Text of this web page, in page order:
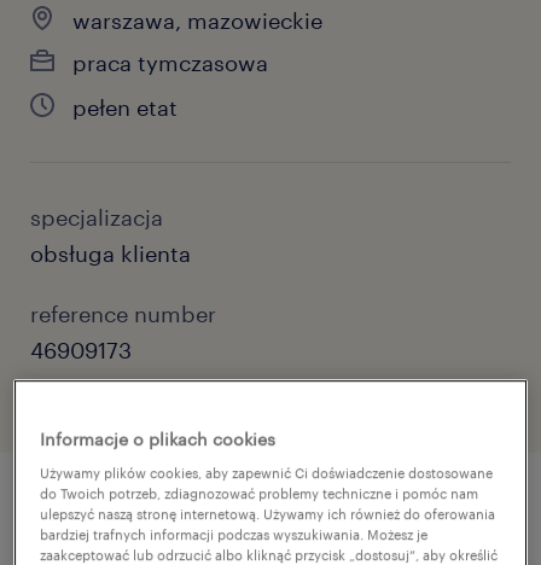
warszawa, mazowieckie
praca tymczasowa
pełen etat
specjalizacja
obsługa klienta
reference number
46909173
szczegóły oferty
Informacje o plikach cookies
Używamy plików cookies, aby zapewnić Ci doświadczenie dostosowane
do Twoich potrzeb, zdiagnozować problemy techniczne i pomóc nam
ulepszyć naszą stronę internetową. Używamy ich również do oferowania
bardziej trafnych informacji podczas wyszukiwania. Możesz je
zaakceptować lub odrzucić albo kliknąć przycisk „dostosuj”, aby określić